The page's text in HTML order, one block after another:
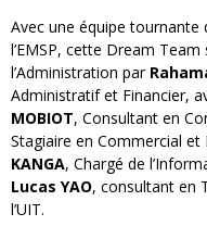
Avec une équipe
l’EMSP, cette Dream
l’Administration par
Administratif et Financier,
MOBIOT, Consultant en
Stagiaire en Commercial et
KANGA, Chargé de
Lucas YAO, consultant en
l’UIT.